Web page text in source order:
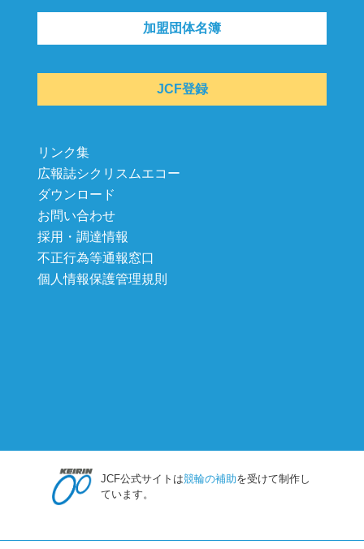
加盟団体名簿
JCF登録
リンク集
広報誌シクリスムエコー
ダウンロード
お問い合わせ
採用・調達情報
不正行為等通報窓口
個人情報保護管理規則
JCF公式サイトは競輪の補助を受けて制作し
ています。